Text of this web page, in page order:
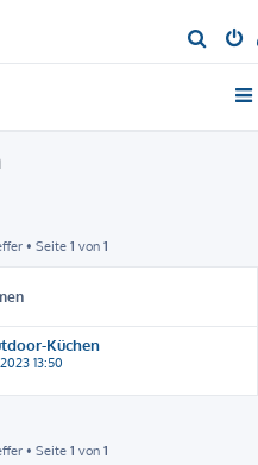
u
• Seite 1 von 1
Küchen
13:50
• Seite 1 von 1